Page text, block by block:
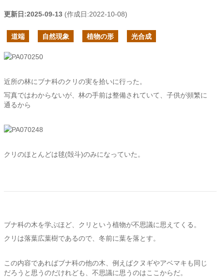
更新日:2025-09-13 (作成日:2022-10-08)
道端 自然現象 植物の形 光合成
近所の林にブナ科のクリの実を拾いに行った。
写真ではわからないが、林の手前は整備されていて、子供が頻繁に
通るから
クリのほとんどは毬(殻斗)のみになっていた。
ブナ科の木を学ぶほど、クリという植物が不思議に思えてくる。
クリは落葉広葉樹であるので、冬前に葉を落とす。
この内容であればブナ科の他の木、例えばクヌギやアベマキも同じ
だろうと思うのだけれども、不思議に思うのはここからだ。